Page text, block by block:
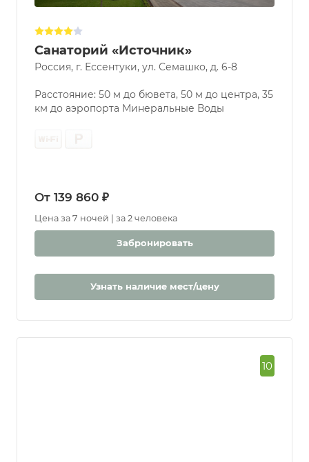
Санаторий «Источник»
Россия, г. Ессентуки, ул. Семашко, д. 6-8
Расстояние: 50 м до бювета, 50 м до центра, 35
км до аэропорта Минеральные Воды
От 139 860 ₽
Цена за 7 ночей | за 2 человека
Забронировать
Узнать наличие мест/цену
10